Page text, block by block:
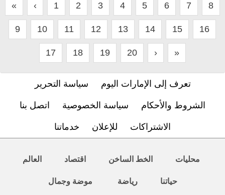
« ‹ 1 2 3 4 5 6 7 8
9 10 11 12 13 14 15 16
17 18 19 20 › »
تعرف إلى الإمارات اليوم سياسة التحرير
الشروط والأحكام سياسة الخصوصية اتصل بنا
الاشتراكات للإعلان خدماتنا
محليات الخط الساخن اقتصاد العالم
حياتنا رياضة موضة وجمال